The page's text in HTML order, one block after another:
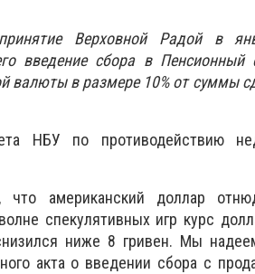
Верховной Радой в
введение сбора в
валюты в размере 10% от суммы
НБУ по противодействию
что американский доллар
спекулятивных игр курс
ниже 8 гривен. Мы
акта о введении сбора с